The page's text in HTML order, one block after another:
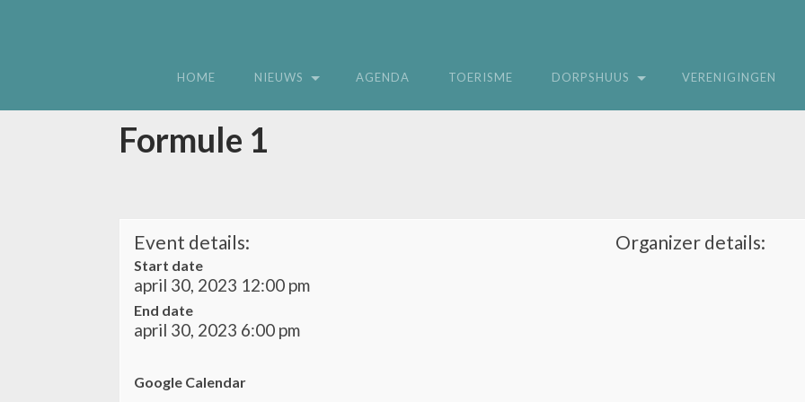
HOME NIEUWS AGENDA TOERISME DORPSHUUS VERENIGINGEN
Formule 1
Event details:
Start date
april 30, 2023 12:00 pm
End date
april 30, 2023 6:00 pm
Google Calendar
Organizer details: